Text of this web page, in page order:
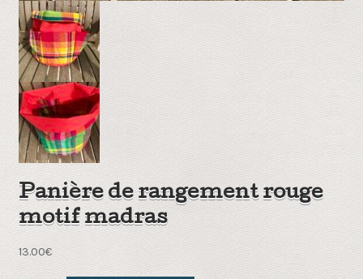
Panière de rangement rouge
motif madras
13.00€